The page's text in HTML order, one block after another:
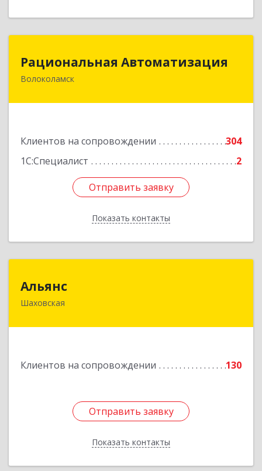
Рациональная Автоматизация
Волоколамск
Клиентов на сопровождении
304
1С:Специалист
2
Отправить заявку
Показать контакты
143600, Московская обл, Волоколамский р-н,
Подробнее
Отправить заявку
Назад
Альянс
Шаховская
Клиентов на сопровождении 130
Отправить заявку
Показать контакты
143700, Московская обл, Шаховской р-н,
Отправить заявку
Назад